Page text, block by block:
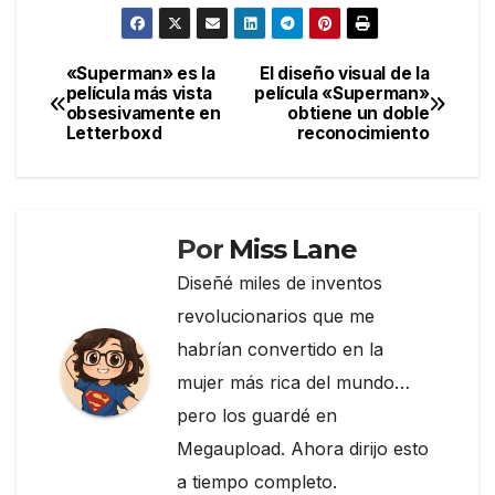
e
b
o
itt
er
e
gr
a
m
Navegación
de
El diseño visual de la
película «Superman»
obtiene un doble
reconocimiento
«Superman» es la
película más vista
obsesivamente en
Letterboxd
Por Miss Lane
Diseñé miles de inventos
revolucionarios que me
habrían convertido en la
mujer más rica del mundo…
pero los guardé en
Megaupload. Ahora dirijo esto
a tiempo completo.